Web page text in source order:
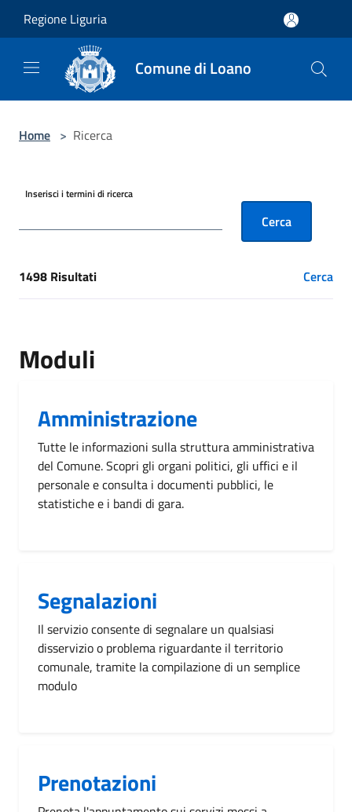
Regione Liguria
Comune di Loano
Home > Ricerca
Inserisci i termini di ricerca
Cerca
[results] Risultati
1498 Risultati Cerca
Moduli
Amministrazione
Tutte le informazioni sulla struttura amministrativa
del Comune. Scopri gli organi politici, gli uffici e il
personale e consulta i documenti pubblici, le
statistiche e i bandi di gara.
Segnalazioni
Il servizio consente di segnalare un qualsiasi
disservizio o problema riguardante il territorio
comunale, tramite la compilazione di un semplice
modulo
Prenotazioni